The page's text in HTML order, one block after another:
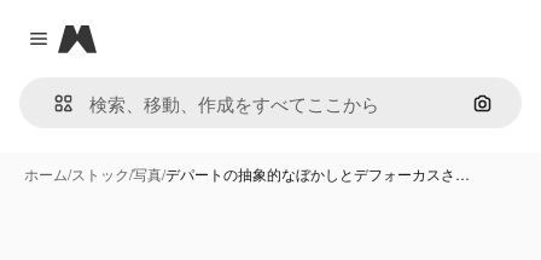
Close menu
Magnific
画像で
ホーム/ストック/写真/デパートの抽象的なぼかしとデフォーカスさ…